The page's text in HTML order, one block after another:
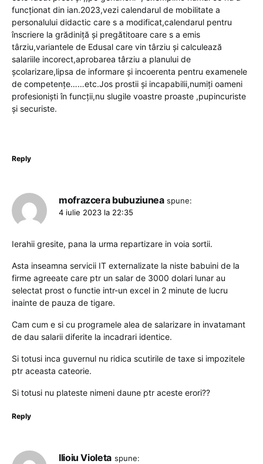
funcționat din ian.2023,vezi calendarul de mobilitate a
personalului didactic care s a modificat,calendarul pentru
înscriere la grădiniță și pregătitoare care s a emis
târziu,variantele de Edusal care vin târziu și calculează
salariile incorect,aprobarea târziu a planului de
școlarizare,lipsa de informare și incoerenta pentru examenele
de competențe……etc.Jos prostii și incapabilii,numiți oameni
profesioniști în funcții,nu slugile voastre proaste ,pupincuriste
și securiste.
Reply
mofrazcera bubuziunea spune:
4 iulie 2023 la 22:35
Ierahii gresite, pana la urma repartizare in voia sortii.
Asta inseamna servicii IT externalizate la niste babuini de la
firme agreeate care ptr un salar de 3000 dolari lunar au
selectat prost o functie intr-un excel in 2 minute de lucru
inainte de pauza de tigare.
Cam cum e si cu programele alea de salarizare in invatamant
de dau salarii diferite la incadrari identice.
Si totusi inca guvernul nu ridica scutirile de taxe si impozitele
ptr aceasta cateorie.
Si totusi nu plateste nimeni daune ptr aceste erori??
Reply
Ilioiu Violeta spune: